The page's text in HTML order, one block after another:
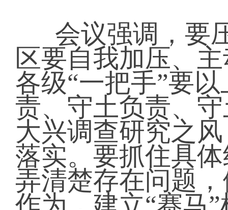
会议强调，要
区要自我加压、
各级“一把手”要
责、守土负责、
大兴调查研究之
落实。要抓住具
弄清楚存在问题